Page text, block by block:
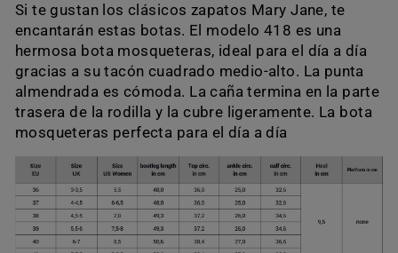
Si te gustan los clásicos zapatos Mary Jane, te
encantarán estas botas. El modelo 418 es una
hermosa bota mosqueteras, ideal para el día a día
gracias a su tacón cuadrado medio-alto. La punta
almendrada es cómoda. La caña termina en la parte
trasera de la rodilla y la cubre ligeramente. La bota
mosqueteras perfecta para el día a día